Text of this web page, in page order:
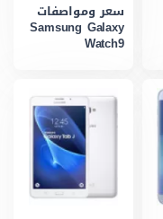
سعر ومواصفات
Samsung Galaxy
Watch9